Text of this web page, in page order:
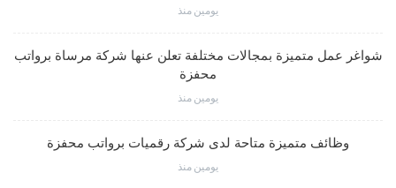
يومين منذ
شواغر عمل متميزة بمجالات مختلفة تعلن عنها شركة مرساة برواتب
محفزة
يومين منذ
وظائف متميزة متاحة لدى شركة رقميات برواتب محفزة
يومين منذ